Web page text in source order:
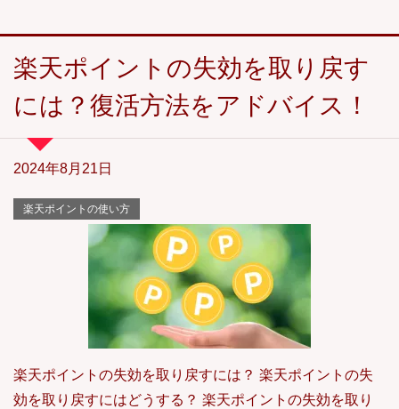
楽天ポイントの失効を取り戻す
には？復活方法をアドバイス！
2024年8月21日
楽天ポイントの使い方
楽天ポイントの失効を取り戻すには？ 楽天ポイントの失
効を取り戻すにはどうする？ 楽天ポイントの失効を取り